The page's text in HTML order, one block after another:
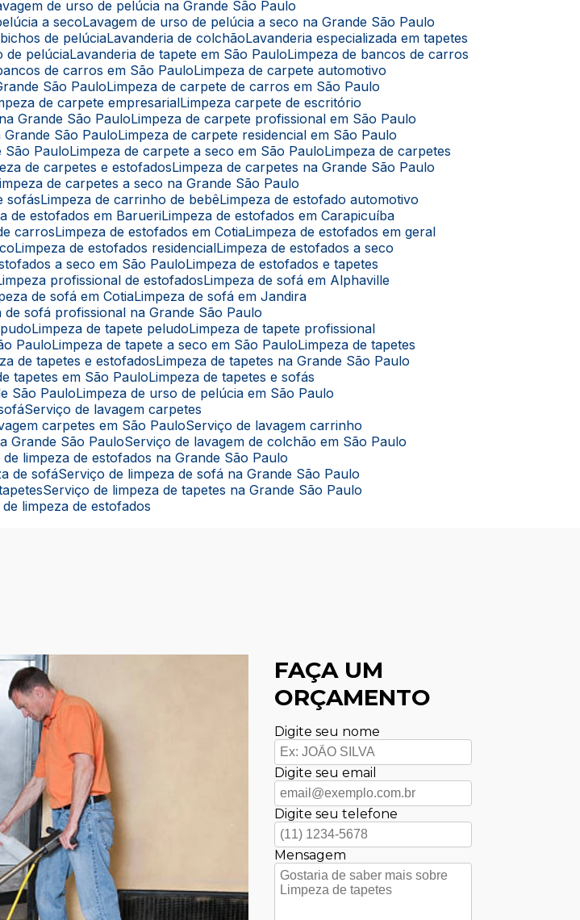
de urso de pelúcia na Grande São Paulo
a seco Lavagem de urso de pelúcia a seco na Grande São Paulo
bichos de pelúcia Lavanderia de colchão Lavanderia especializada em tapetes
de pelúcia Lavanderia de tapete em São Paulo Limpeza de bancos de carros
de carros em São Paulo Limpeza de carpete automotivo
São Paulo Limpeza de carpete de carros em São Paulo
de carpete empresarial Limpeza carpete de escritório
Grande São Paulo Limpeza de carpete profissional em São Paulo
Grande São Paulo Limpeza de carpete residencial em São Paulo
São Paulo Limpeza de carpete a seco em São Paulo Limpeza de carpetes
de carpetes e estofados Limpeza de carpetes na Grande São Paulo
Limpeza de carpetes a seco na Grande São Paulo
sofás Limpeza de carrinho de bebê Limpeza de estofado automotivo
de estofados em Barueri Limpeza de estofados em Carapicuíba
carros Limpeza de estofados em Cotia Limpeza de estofados em geral
Limpeza de estofados residencial Limpeza de estofados a seco
a seco em São Paulo Limpeza de estofados e tapetes
Limpeza profissional de estofados Limpeza de sofá em Alphaville
de sofá em Cotia Limpeza de sofá em Jandira
de sofá profissional na Grande São Paulo
Limpeza de tapete peludo Limpeza de tapete profissional
Paulo Limpeza de tapete a seco em São Paulo Limpeza de tapetes
de tapetes e estofados Limpeza de tapetes na Grande São Paulo
tapetes em São Paulo Limpeza de tapetes e sofás
São Paulo Limpeza de urso de pelúcia em São Paulo
Serviço de lavagem carpetes
carpetes em São Paulo
Serviço de lavagem carrinho
Grande São Paulo
Serviço de lavagem de colchão em São Paulo
de limpeza de estofados na Grande São Paulo
de sofá Serviço de limpeza de sofá na Grande São Paulo
Serviço de limpeza de tapetes na Grande São Paulo
de limpeza de estofados
FAÇA UM
ORÇAMENTO
Digite seu nome
Digite seu email
Digite seu telefone
Mensagem